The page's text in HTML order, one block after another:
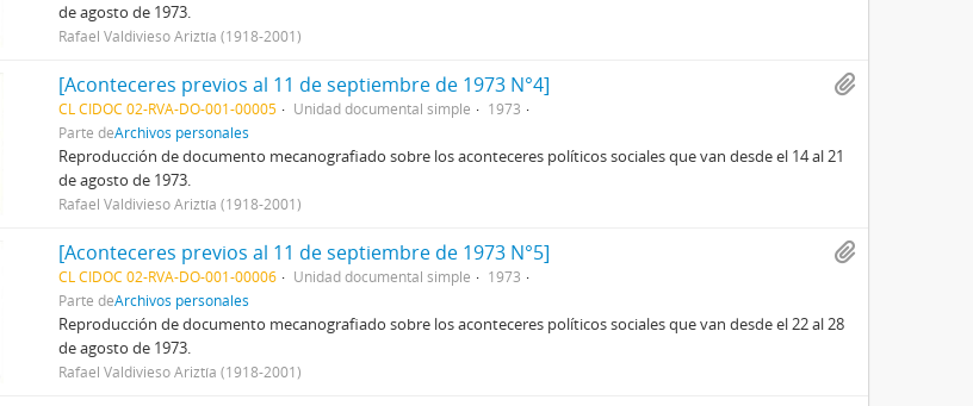
de agosto de 1973.
Rafael Valdivieso Ariztía (1918-2001)
[Aconteceres previos al 11 de septiembre de 1973 N°4]
CL CIDOC 02-RVA-DO-001-00005 Unidad documental simple
1973
Parte deArchivos personales
Reproducción de documento mecanografiado sobre los aconteceres políticos sociales que van desde el 14 al 21
de agosto de 1973.
Rafael Valdivieso Ariztía (1918-2001)
[Aconteceres previos al 11 de septiembre de 1973 N°5]
CL CIDOC 02-RVA-DO-001-00006 Unidad documental simple
1973
Parte deArchivos personales
Reproducción de documento mecanografiado sobre los aconteceres políticos sociales que van desde el 22 al 28
de agosto de 1973.
Rafael Valdivieso Ariztía (1918-2001)